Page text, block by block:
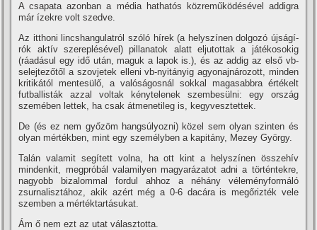
A csapata azonban a média hathatós közreműködésével addigra
már í­zekre volt szedve.
Az itthoni lincshangulatról szóló hí­rek (a helyszí­nen dolgozó újságí­
rók aktí­v szereplésével) pillanatok alatt eljutottak a játékosokig
(ráadásul egy idő után, maguk a lapok is.), és az addig az első vb-
selejtezőtől a szovjetek elleni vb-nyitányig agyonajnározott, minden
kritikától mentesülő, a valóságosnál sokkal magasabbra értékelt
futballisták azzal voltak kénytelenek szembesülni: egy ország
szemében lettek, ha csak átmenetileg is, kegyvesztettek.
De (és ez nem győzöm hangsúlyozni) közel sem olyan szinten és
olyan mértékben, mint egy személyben a kapitány, Mezey György.
Talán valamit segí­tett volna, ha ott kint a helyszí­nen összehí­v
mindenkit, megpróbál valamilyen magyarázatot adni a történtekre,
nagyobb bizalommal fordul ahhoz a néhány véleményformáló
zsurnalisztához, akik azért még a 0-6 dacára is megőrizték vele
szemben a mértéktartásukat.
Ám ő nem ezt az utat választotta.